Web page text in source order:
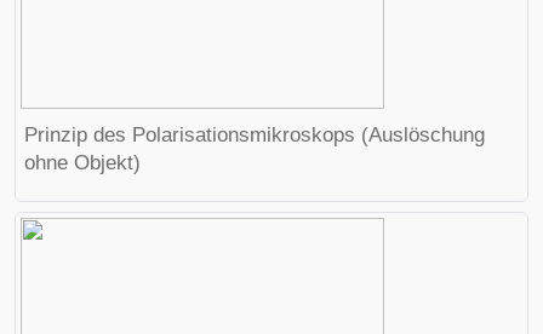
Prinzip des Polarisationsmikroskops (Auslöschung
ohne Objekt)